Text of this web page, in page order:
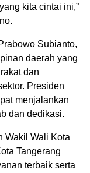
kita cintai ini,”
Subianto,
daerah yang
dan
Presiden
menjalankan
dan dedikasi.
Wakil Wali Kota
Tangerang
terbaik serta